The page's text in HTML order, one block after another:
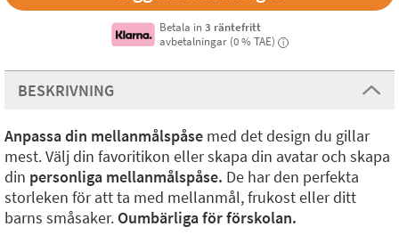
Betala in 3 räntefritt
avbetalningar (0 % TAE)
i
BESKRIVNING
Anpassa din mellanmålspåse med det design du gillar
mest. Välj din favoritikon eller skapa din avatar och skapa
din personliga mellanmålspåse. De har den perfekta
storleken för att ta med mellanmål, frukost eller ditt
barns småsaker. Oumbärliga för förskolan.